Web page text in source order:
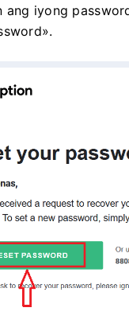
ang iyong